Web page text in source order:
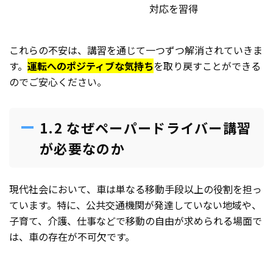
対応を習得
これらの不安は、講習を通じて一つずつ解消されていきま
す。 運転へのポジティブな気持ちを取り戻すことができる
のでご安心ください。
1.2 なぜペーパードライバー講習
が必要なのか
現代社会において、車は単なる移動手段以上の役割を担っ
ています。特に、公共交通機関が発達していない地域や、
子育て、介護、仕事などで移動の自由が求められる場面で
は、車の存在が不可欠です。